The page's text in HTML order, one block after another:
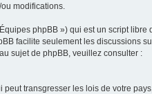
modifications.
phpBB ») qui est un script libre
facilite seulement les discussions
sujet de phpBB, veuillez consulter :
transgresser les lois de votre